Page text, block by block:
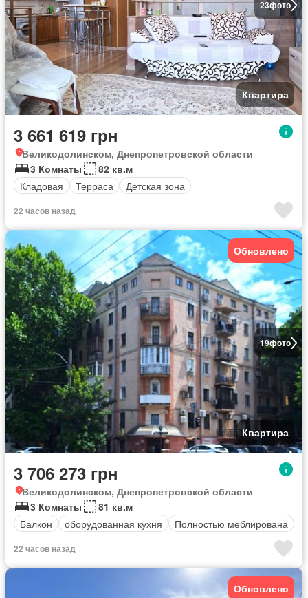
23фото
Квартира
3 661 619 грн
Великодолинском, Днепропетровской области
3 Комнаты
82 кв.м
Кладовая
Терраса Детская зона
22 часов назад
19фото
Обновлено
Квартира
3 706 273 грн
Великодолинском, Днепропетровской области
3 Комнаты
81 кв.м
Балкон
оборудованная кухня Полностью меблирована
22 часов назад
Обновлено